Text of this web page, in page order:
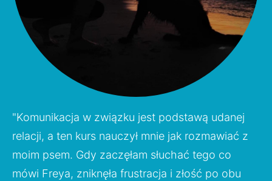
"Komunikacja w związku jest podstawą udanej
relacji, a ten kurs nauczył mnie jak rozmawiać z
moim psem. Gdy zaczęłam słuchać tego co
mówi Freya, zniknęła frustracja i złość po obu